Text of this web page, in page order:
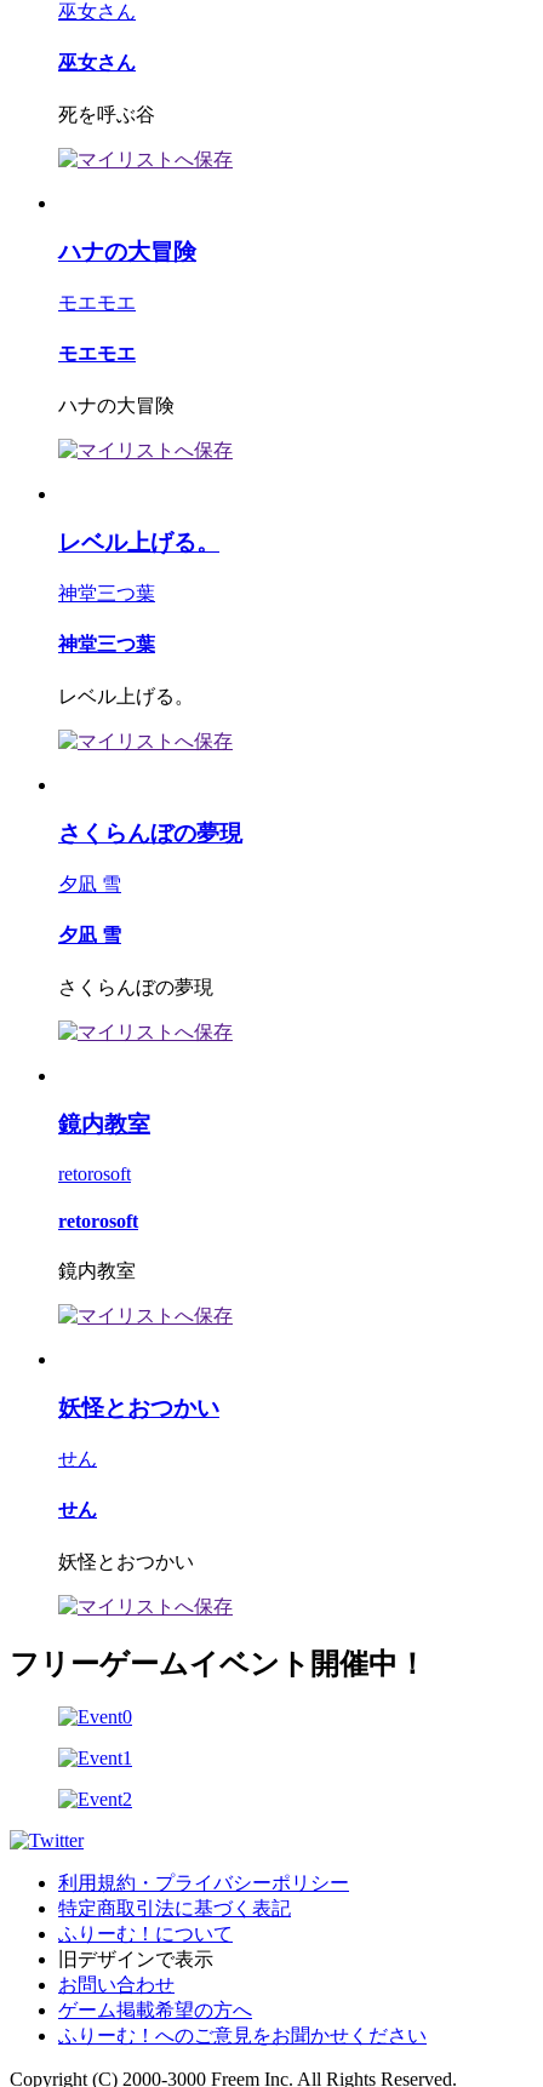
巫女さん
巫女さん
死を呼ぶ谷
ハナの大冒険
モエモエ
モエモエ
ハナの大冒険
レベル上げる。
神堂三つ葉
神堂三つ葉
レベル上げる。
さくらんぼの夢現
夕凪 雪
夕凪 雪
さくらんぼの夢現
鏡内教室
retorosoft
retorosoft
鏡内教室
妖怪とおつかい
せん
せん
妖怪とおつかい
フリーゲームイベント開催中！
利用規約・プライバシーポリシー
特定商取引法に基づく表記
ふりーむ！について
旧デザインで表示
お問い合わせ
ゲーム掲載希望の方へ
ふりーむ！へのご意見をお聞かせください
Copyright (C) 2000-3000 Freem Inc. All Rights Reserved.